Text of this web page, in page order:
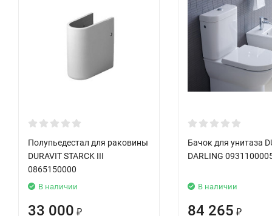
Полупьедестал для раковины
DURAVIT STARCK III
0865150000
В наличии
33 000 ₽
Бачок для унитаза
DARLING
В наличии
84 265 ₽